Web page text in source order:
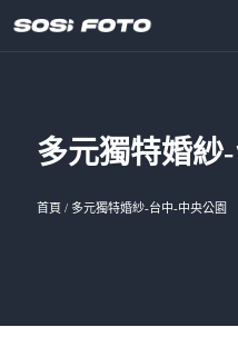
多元獨特婚紗
首頁 / 多元獨特婚紗-台中-中央公園